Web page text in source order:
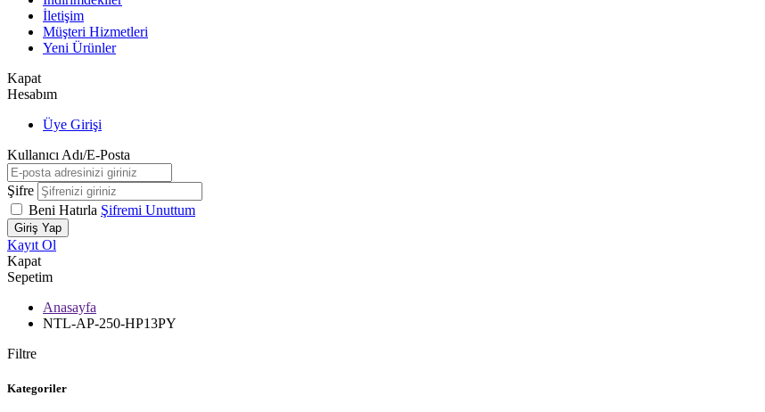
İletişim
Müşteri Hizmetleri
Yeni Ürünler
Kapat
Hesabım
Üye Girişi
Kullanıcı Adı/E-Posta
Şifre
Beni Hatırla Şifremi Unuttum
Giriş Yap
Kayıt Ol
Kapat
Sepetim
Anasayfa
NTL-AP-250-HP13PY
Filtre
Kategoriler